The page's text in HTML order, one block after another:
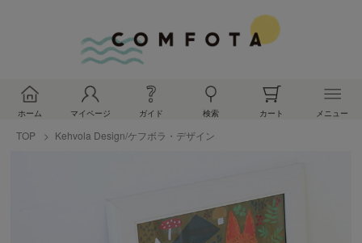
ホーム マイページ ガイド 検索 カート メニュー
TOP Kehvola Design/ケフボラ・デザイン